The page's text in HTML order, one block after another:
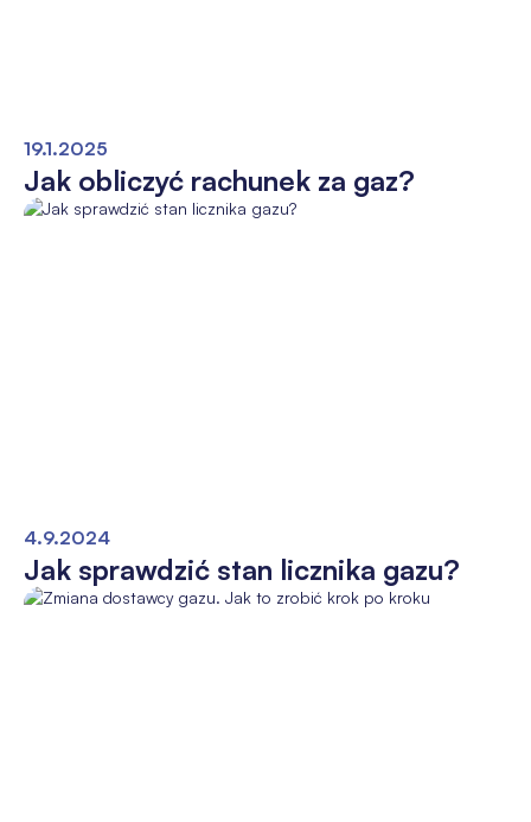
19.1.2025
Jak obliczyć rachunek za gaz?
4.9.2024
Jak sprawdzić stan licznika gazu?